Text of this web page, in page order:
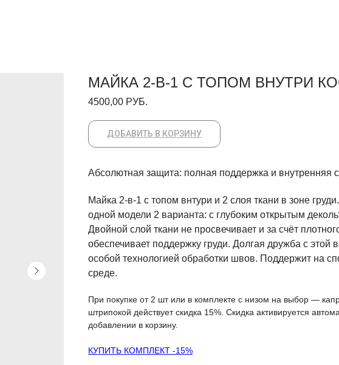
МАЙКА 2-В-1 С ТОПОМ ВНУТРИ
4500,00 РУБ.
ДОБАВИТЬ В КОРЗИНУ
Абсолютная защита: полная поддержка и внутренняя
Майка 2-в-1 с топом внтури и 2 слоя ткани в зоне
одной модели 2 варианта: с глубоким открытым
Двойной слой ткани не просвечивает и за счёт
обеспечивает поддержку груди. Долгая дружба с этой
особой технологией обработки швов. Поддержит на
среде.
При покупке от 2 шт или в комплекте с низом на выбор —
штрипокой действует скидка 15%. Скидка активируется
добавлении в корзину.
КУПИТЬ КОМПЛЕКТ -15%